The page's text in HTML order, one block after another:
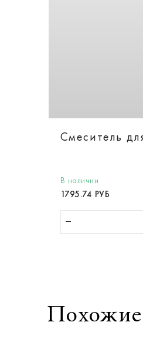
Смеситель
В наличии
1795.74 РУБ